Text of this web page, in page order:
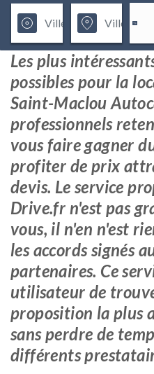
Les plus
possibles pour la
Saint-Maclou
professionnels
vous faire gagner
profiter de prix
devis. Le service
Drive.fr n'est pas
vous, il n'en n'est
les accords signés
partenaires. Ce
utilisateur de
proposition la plus
sans perdre de
différents